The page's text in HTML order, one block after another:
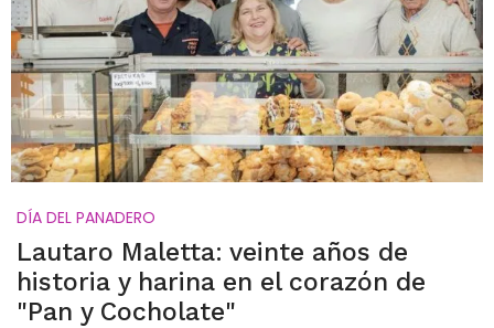
DÍA DEL PANADERO
Lautaro Maletta: veinte años de
historia y harina en el corazón de
"Pan y Cocholate"